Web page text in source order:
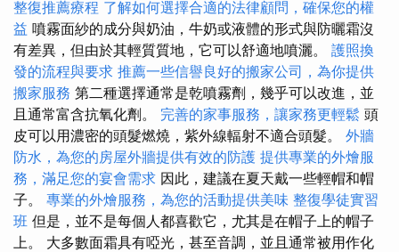
整復推薦療程 了解如何選擇合適的法律顧問，確保您的權
益 噴霧面紗的成分與奶油，牛奶或液體的形式與防曬霜沒
有差異，但由於其輕質質地，它可以舒適地噴灑。 護照換
發的流程與要求 推薦一些信譽良好的搬家公司，為你提供
搬家服務 第二種選擇通常是乾噴霧劑，幾乎可以改進，並
且通常富含抗氧化劑。 完善的家事服務，讓家務更輕鬆 頭
皮可以用濃密的頭髮燃燒，紫外線輻射不適合頭髮。 外牆
防水，為您的房屋外牆提供有效的防護 提供專業的外燴服
務，滿足您的宴會需求 因此，建議在夏天戴一些輕帽和帽
子。 專業的外燴服務，為您的活動提供美味 整復學徒實習
班 但是，並不是每個人都喜歡它，尤其是在帽子上的帽子
上。 大多數面霜具有啞光，甚至音調，並且通常被用作化